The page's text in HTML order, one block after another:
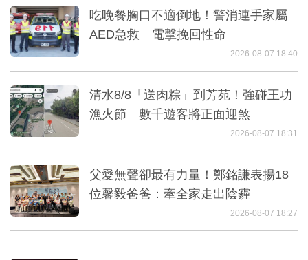
吃晚餐胸口不適倒地！警消連手家屬
AED急救 電擊挽回性命
2026-08-07 18:40
清水8/8「送肉粽」到芳苑！強碰王功
漁火節 數千遊客將正面迎煞
2026-08-07 18:31
父愛無聲卻最有力量！鄭銘謙表揚18
位馨毅爸爸：牽全家走出陰霾
2026-08-07 18:27